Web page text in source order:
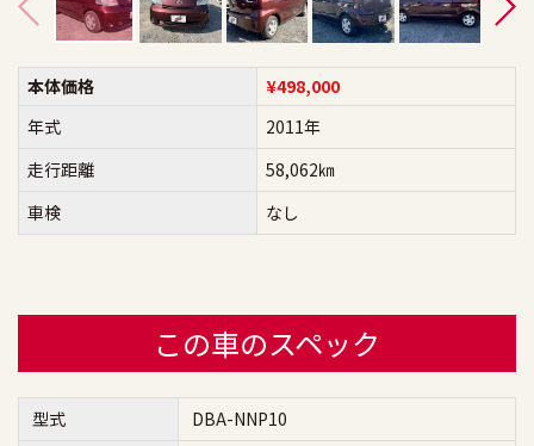
本体価格
¥498,000
年式
2011年
走行距離
58,062㎞
車検
なし
この車のスペック
型式
DBA-NNP10